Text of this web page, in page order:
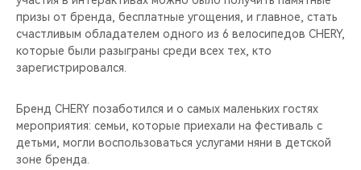
призы от бренда, бесплатные угощения, и главное, стать
счастливым обладателем одного из 6 велосипедов CHERY,
которые были разыграны среди всех тех, кто
зарегистрировался.
Бренд CHERY позаботился и о самых маленьких гостях
мероприятия: семьи, которые приехали на фестиваль с
детьми, могли воспользоваться услугами няни в детской
зоне бренда.